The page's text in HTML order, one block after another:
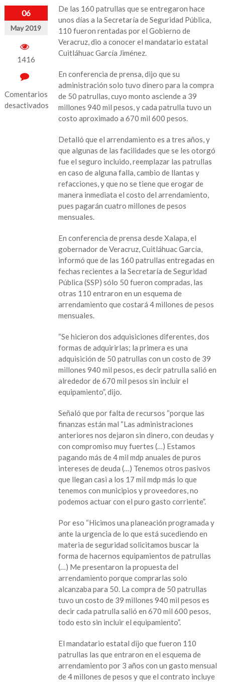
06
May 2019
1416
Comentarios
desactivados
De las 160 patrullas que se entregaron hace
unos días a la Secretaría de Seguridad Pública,
110 fueron rentadas por el Gobierno de
Veracruz, dio a conocer el mandatario estatal
Cuitláhuac García Jiménez.
En conferencia de prensa, dijo que su
administración solo tuvo dinero para la compra
de 50 patrullas, cuyo monto asciende a 39
millones 940 mil pesos, y cada patrulla tuvo un
costo aproximado a 670 mil 600 pesos.
Detalló que el arrendamiento es a tres años, y
que algunas de las facilidades que se les otorgó
fue el seguro incluido, reemplazar las patrullas
en caso de alguna falla, cambio de llantas y
refacciones, y que no se tiene que erogar de
manera inmediata el costo del arrendamiento,
pues pagarán cuatro millones de pesos
mensuales.
En conferencia de prensa desde Xalapa, el
gobernador de Veracruz, Cuitláhuac García,
informó que de las 160 patrullas entregadas en
fechas recientes a la Secretaría de Seguridad
Pública (SSP) sólo 50 fueron compradas, las
otras 110 entraron en un esquema de
arrendamiento que costará 4 millones de pesos
mensuales.
“Se hicieron dos adquisiciones diferentes, dos
formas de adquirirlas; la primera es una
adquisición de 50 patrullas con un costo de 39
millones 940 mil pesos, es decir patrulla salió en
alrededor de 670 mil pesos sin incluir el
equipamiento”, dijo.
Señaló que por falta de recursos “porque las
finanzas están mal “Las administraciones
anteriores nos dejaron sin dinero, con deudas y
con compromiso muy fuertes (…) Estamos
pagando más de 4 mil mdp anuales de puros
intereses de deuda (…) Tenemos otros pasivos
que llegan casi a los 17 mil mdp más lo que
tenemos con municipios y proveedores, no
podemos actuar con el puro gasto corriente”.
Por eso “Hicimos una planeación programada y
ante la urgencia de lo que está sucediendo en
materia de seguridad solicitamos buscar la
forma de hacernos equipamientos de patrullas
(…) Me presentaron la propuesta del
arrendamiento porque comprarlas solo
alcanzaba para 50. La compra de 50 patrullas
tuvo un costo de 39 millones 940 mil pesos es
decir cada patrulla salió en 670 mil 600 pesos,
todo esto sin incluir el equipamiento”.
El mandatario estatal dijo que fueron 110
patrullas las que entraron en el esquema de
arrendamiento por 3 años con un gasto mensual
de 4 millones de pesos y que el contrato incluye